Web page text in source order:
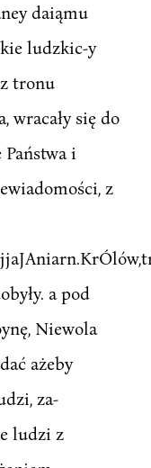
daiąmu
ludzkic-y
tronu
wracały się do
i
z
a pod
Niewola
ażeby
za-
ludzi z